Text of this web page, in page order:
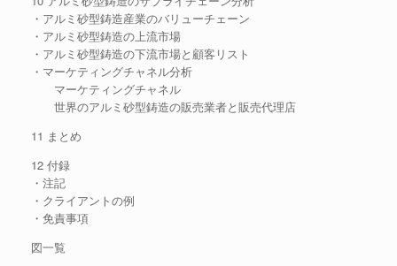
・アルミ砂型鋳造産業のバリューチェーン
・アルミ砂型鋳造の上流市場
・アルミ砂型鋳造の下流市場と顧客リスト
・マーケティングチャネル分析
マーケティングチャネル
世界のアルミ砂型鋳造の販売業者と販売代理店
11 まとめ
12 付録
・注記
・クライアントの例
・免責事項
図一覧